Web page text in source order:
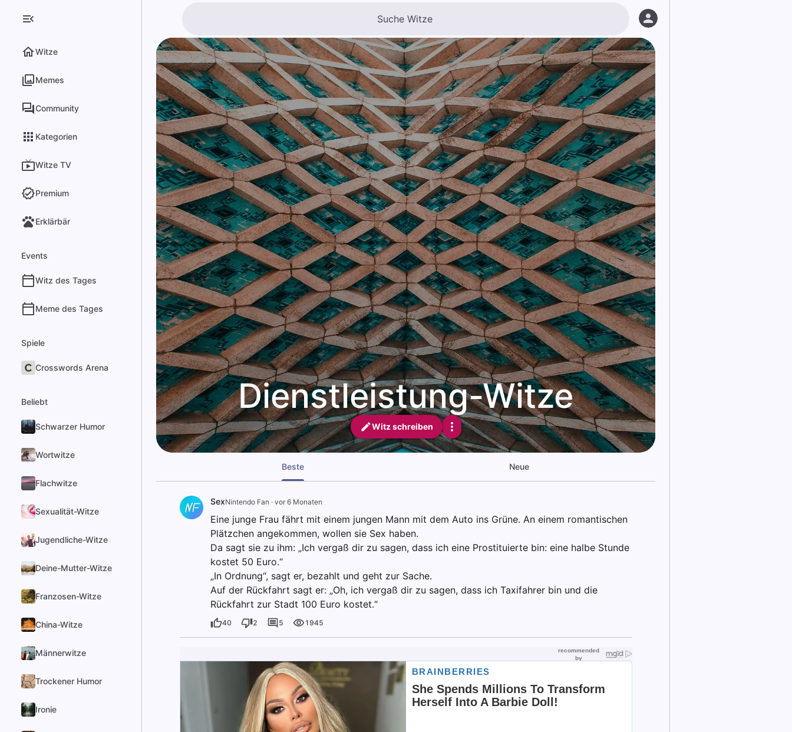
Witze
Memes
Community
Kategorien
Witze TV
Premium
Erklärbär
Events
Witz des Tages
Meme des Tages
Spiele
Crosswords Arena
Beliebt
Schwarzer Humor
Wortwitze
Flachwitze
Sexualität-Witze
Jugendliche-Witze
Deine-Mutter-Witze
Franzosen-Witze
China-Witze
Männerwitze
Trockener Humor
Ironie
Dienstleistung-Witze
Witz schreiben
Beste Neue
SexNintendo Fan · vor 6 Monaten
Eine junge Frau fährt mit einem jungen Mann mit dem Auto ins Grüne. An einem romantischen
Plätzchen angekommen, wollen sie Sex haben.
Da sagt sie zu ihm: „Ich vergaß dir zu sagen, dass ich eine Prostituierte bin: eine halbe Stunde
kostet 50 Euro.“
„In Ordnung“, sagt er, bezahlt und geht zur Sache.
Auf der Rückfahrt sagt er: „Oh, ich vergaß dir zu sagen, dass ich Taxifahrer bin und die
Rückfahrt zur Stadt 100 Euro kostet.“
40 2 5 1945